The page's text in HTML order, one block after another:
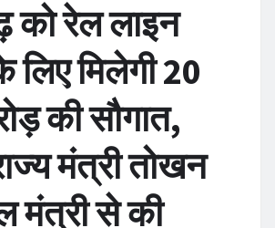
को रेल लाइन
लिए मिलेगी 20
की सौगात,
मंत्री तोखन
मंत्री से की